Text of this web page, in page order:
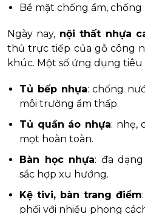
Bề mặt chống ẩm, chống
Ngày nay, nội thất nhựa
thủ trực tiếp của gỗ công
khúc. Một số ứng dụng tiêu
Tủ bếp nhựa: chống
môi trường ẩm thấp.
Tủ quần áo nhựa: nhẹ,
mọt hoàn toàn.
Bàn học nhựa: đa
sắc hợp xu hướng.
Kệ tivi, bàn trang điểm
phối với nhiều phong